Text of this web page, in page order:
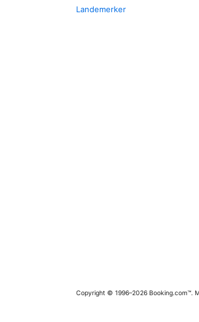
Landemerker
Copyright © 1996–2026 Booking.com™.